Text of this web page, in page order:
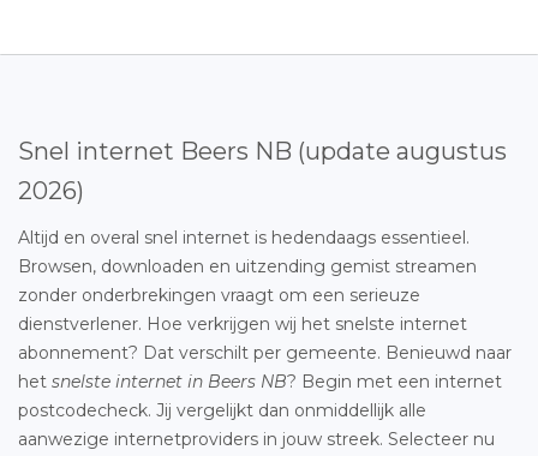
Snel internet Beers NB (update augustus
2026)
Altijd en overal snel internet is hedendaags essentieel.
Browsen, downloaden en uitzending gemist streamen
zonder onderbrekingen vraagt om een serieuze
dienstverlener. Hoe verkrijgen wij het snelste internet
abonnement? Dat verschilt per gemeente. Benieuwd naar
het snelste internet in Beers NB? Begin met een internet
postcodecheck. Jij vergelijkt dan onmiddellijk alle
aanwezige internetproviders in jouw streek. Selecteer nu